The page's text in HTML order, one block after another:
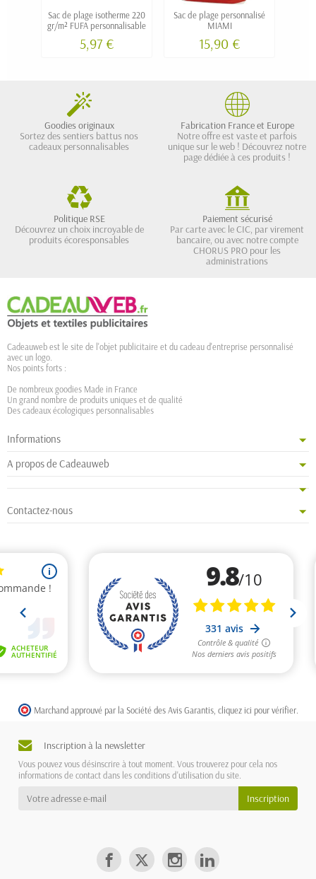
Sac de plage isotherme 220
gr/m² FUFA personnalisable
5,97 €
Sac de plage personnalisé
MIAMI
15,90 €
Goodies originaux
Sortez des sentiers battus nos
cadeaux personnalisables
Fabrication France et Europe
Notre offre est vaste et parfois
unique sur le web ! Découvrez notre
page dédiée à ces produits !
Politique RSE
Découvrez un choix incroyable de
produits écoresponsables
Paiement sécurisé
Par carte avec le CIC, par virement
bancaire, ou avec notre compte
CHORUS PRO pour les
administrations
Cadeauweb est le site de l'objet publicitaire et du cadeau d'entreprise personnalisé
avec un logo.
Nos points forts :
De nombreux goodies Made in France
Un grand nombre de produits uniques et de qualité
Des cadeaux écologiques personnalisables
Informations
A propos de Cadeauweb
Contactez-nous
Marchand approuvé par la Société des Avis Garantis, cliquez ici pour vérifier
Inscription à la newsletter
Vous pouvez vous désinscrire à tout moment. Vous trouverez pour cela nos
informations de contact dans les conditions d'utilisation du site.